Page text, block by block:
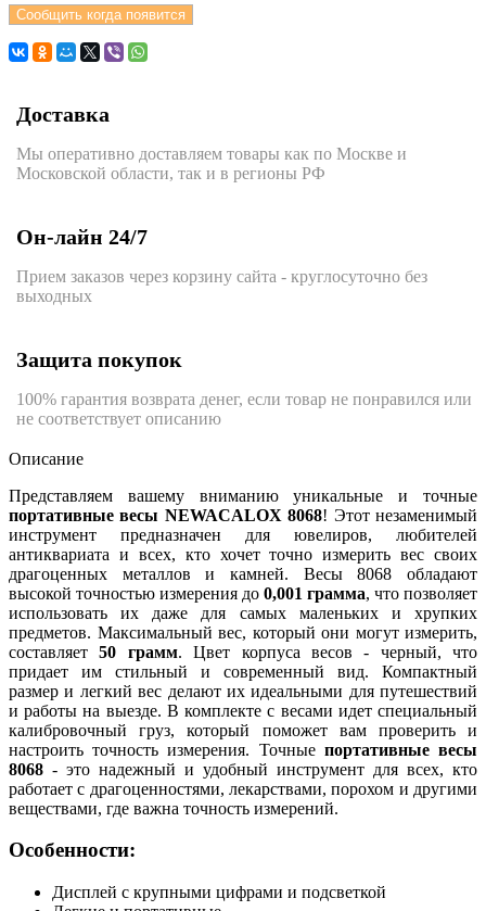
Сообщить когда появится
Доставка
Мы оперативно доставляем товары как по Москве и
Московской области, так и в регионы РФ
Он-лайн 24/7
Прием заказов через корзину сайта - круглосуточно без
выходных
Защита покупок
100% гарантия возврата денег, если товар не понравился или
не соответствует описанию
Описание
Представляем вашему вниманию уникальные и точные
портативные весы NEWACALOX 8068! Этот незаменимый
инструмент предназначен для ювелиров, любителей
антиквариата и всех, кто хочет точно измерить вес своих
драгоценных металлов и камней. Весы 8068 обладают
высокой точностью измерения до 0,001 грамма, что позволяет
использовать их даже для самых маленьких и хрупких
предметов. Максимальный вес, который они могут измерить,
составляет50 грамм. Цвет корпуса весов - черный, что
придает им стильный и современный вид. Компактный
размер и легкий вес делают их идеальными для путешествий
и работы на выезде. В комплекте с весами идет специальный
калибровочный груз, который поможет вам проверить и
настроить точность измерения. Точные портативные весы
8068 - это надежный и удобный инструмент для всех, кто
работает с драгоценностями, лекарствами, порохом и другими
веществами, где важна точность измерений.
Особенности:
Дисплей с крупными цифрами и подсветкой